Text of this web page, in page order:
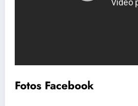
Fotos Facebook